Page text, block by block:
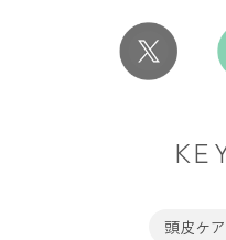
頭皮ケア